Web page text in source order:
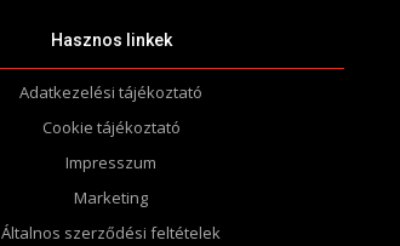
Hasznos linkek
Adatkezelési tájékoztató
Cookie tájékoztató
Impresszum
Marketing
Általnos szerződési feltételek